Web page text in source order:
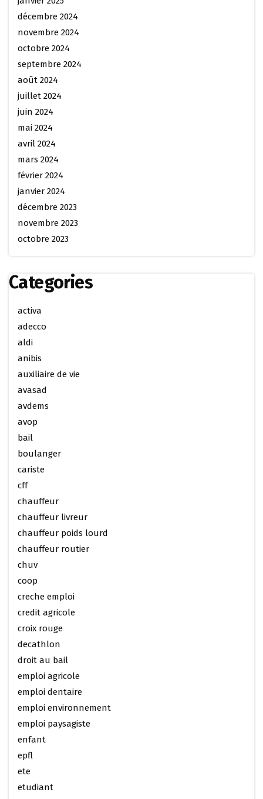
décembre 2024
novembre 2024
octobre 2024
septembre 2024
août 2024
juillet 2024
juin 2024
mai 2024
avril 2024
mars 2024
février 2024
janvier 2024
décembre 2023
novembre 2023
octobre 2023
Categories
activa
adecco
aldi
anibis
auxiliaire de vie
avasad
avdems
avop
bail
boulanger
cariste
cff
chauffeur
chauffeur livreur
chauffeur poids lourd
chauffeur routier
chuv
coop
creche emploi
credit agricole
croix rouge
decathlon
droit au bail
emploi agricole
emploi dentaire
emploi environnement
emploi paysagiste
enfant
epfl
ete
etudiant